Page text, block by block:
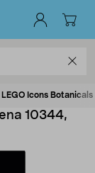
LEGO Icons
10344,